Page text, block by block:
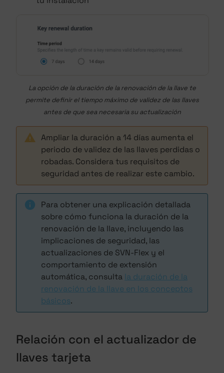
La opción de la duración de la renovación de la llave te
permite definir el tiempo máximo de validez de las llaves
antes de que sea necesaria su actualización
Ampliar la duración a 14 días aumenta el
periodo de validez de las llaves perdidas o
robadas. Considera tus requisitos de
seguridad antes de realizar este cambio.
Para obtener una explicación detallada
sobre cómo funciona la duración de la
renovación de la llave, incluyendo las
implicaciones de seguridad, las
actualizaciones de SVN-Flex y el
comportamiento de extensión
automática, consulta la duración de la
renovación de la llave en los conceptos
básicos.
Relación con el actualizador de
llaves tarjeta